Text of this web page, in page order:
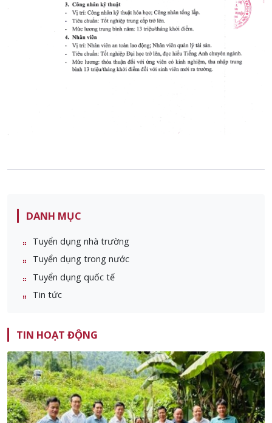
DANH MỤC
Tuyển dụng nhà trường
Tuyển dụng trong nước
Tuyển dụng quốc tế
Tin tức
TIN HOẠT ĐỘNG